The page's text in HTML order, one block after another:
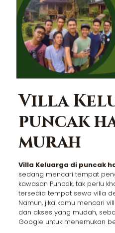
Villa
puncak
murah
Villa Keluarga di puncak
sedang mencari tempat
kawasan Puncak, tak perlu
tersedia tempat sewa villa
Namun, jika kamu mencari
dan akses yang mudah,
Google untuk menemukan